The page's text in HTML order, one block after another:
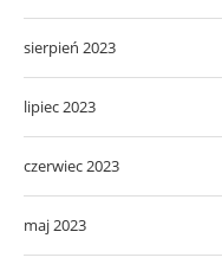
sierpień 2023
lipiec 2023
czerwiec 2023
maj 2023